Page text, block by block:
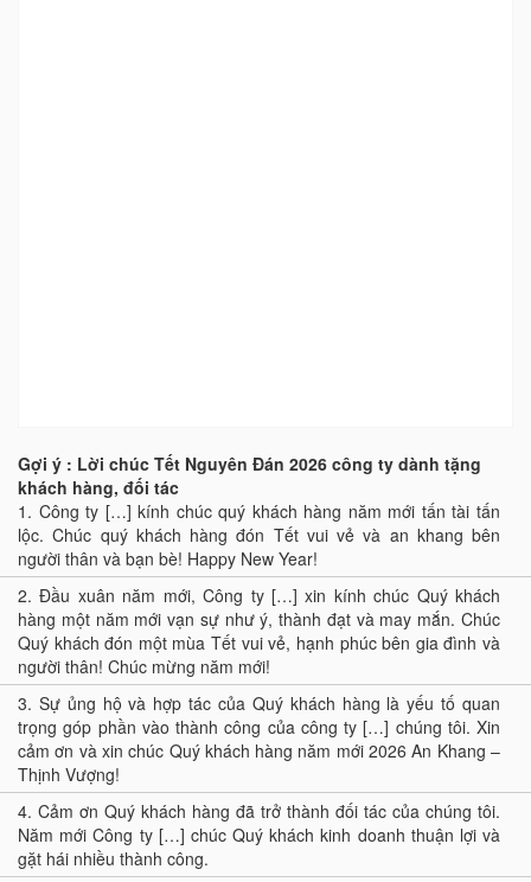
Gợi ý : Lời chúc Tết Nguyên Đán 2026 công ty dành tặng
khách hàng, đối tác
1. Công ty […] kính chúc quý khách hàng năm mới tấn tài tấn
lộc. Chúc quý khách hàng đón Tết vui vẻ và an khang bên
người thân và bạn bè! Happy New Year!
2.Đầu xuân năm mới, Công ty […] xin kính chúc Quý khách
hàng một năm mới vạn sự như ý, thành đạt và may mắn. Chúc
Quý khách đón một mùa Tết vui vẻ, hạnh phúc bên gia đình và
người thân! Chúc mừng năm mới!
3. Sự ủng hộ và hợp tác của Quý khách hàng là yếu tố quan
trọng góp phần vào thành công của công ty […] chúng tôi. Xin
cảm ơn và xin chúc Quý khách hàng năm mới 2026 An Khang –
Thịnh Vượng!
4. Cảm ơn Quý khách hàng đã trở thành đối tác của chúng tôi.
Năm mới Công ty […] chúc Quý khách kinh doanh thuận lợi và
gặt hái nhiều thành công.